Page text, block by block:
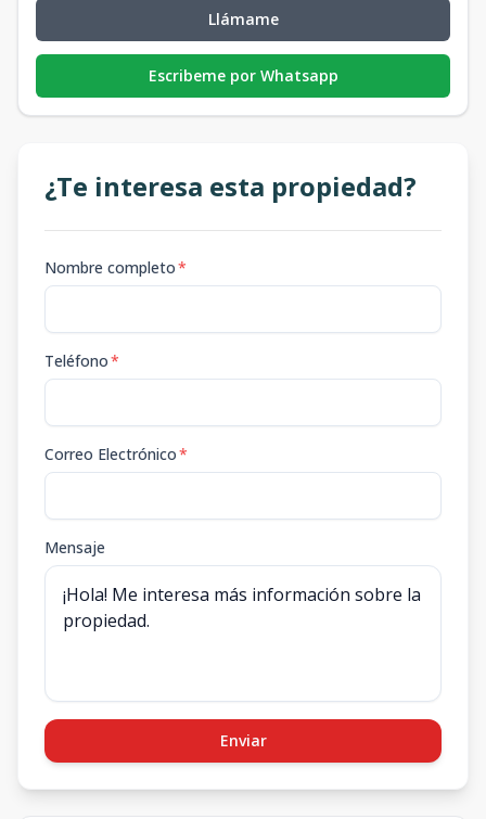
Llámame
Escribeme por Whatsapp
¿Te interesa esta propiedad?
Nombre completo*
Teléfono*
Correo Electrónico*
Mensaje
Enviar